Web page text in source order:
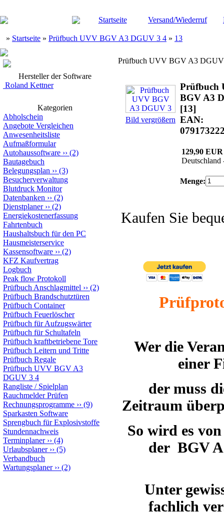
Startseite Versand/Wiederruf
» Startseite » Prüfbuch UVV BGV A3 DGUV 3 4 » 13
Hersteller der Software
Roland Kettner
Kategorien
Abholschein
Angebote Vergleichen
Anwesenheitsliste
Aufmaßformular
Autohaussoftware ›› (2)
Bautagebuch
Belegungsplan ›› (3)
Besucherverwaltung
Blutdruck Monitor
Datenbanken ›› (2)
Dienstplaner›› (2)
Energiekostenerfassung
Fahrtenbuch
Haushaltsbuch für den PC
Hausmeisterservice
Kassensoftware ›› (2)
KFZ Kaufvertrag
Logbuch
Peak flow Protokoll
Prüfbuch Anschlagmittel ›› (2)
Prüfbuch Brandschutztüren
Prüfbuch Container
Prüfbuch Feuerlöscher
Prüfbuch für Aufzugswärter
Prüfbuch für Schultafeln
Prüfbuch kraftbetriebene Tore
Prüfbuch Leitern und Tritte
Prüfbuch Regale
Prüfbuch UVV BGV A3
DGUV 3 4
Rangliste / Spielplan
Rauchmelder Prüfen
Rechnungsprogramme ›› (9)
Sparkasten Software
Sprengbuch für Explosivstoffe
Stundennachweis
Terminplaner›› (4)
Urlaubsplaner›› (5)
Verbandbuch
Wartungsplaner›› (2)
Prüfbuch UVV BGV A3
Bild vergrößern
Prüfbuch
BGV A3
[13]
EAN:
129,90 EUR
Deutschland
Menge:
Kaufen Sie
Wer die
einer
der muss
Zeitraum
So wird es
der BGV
Unter
fachlich